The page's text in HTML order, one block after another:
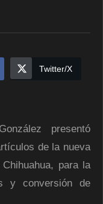
Twitter/X
presentó
de la nueva
para la
y conversión de